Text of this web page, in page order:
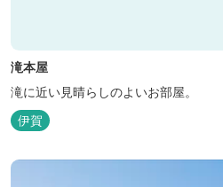
滝本屋
滝に近い見晴らしのよいお部屋。
伊賀